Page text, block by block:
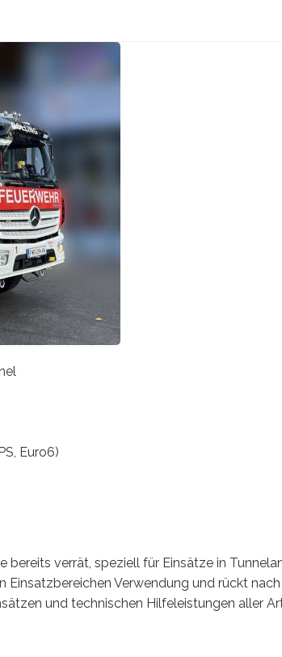
Euro6)
bereits verrät, speziell für Einsätze in
Verwendung und rückt
und technischen Hilfeleistungen aller